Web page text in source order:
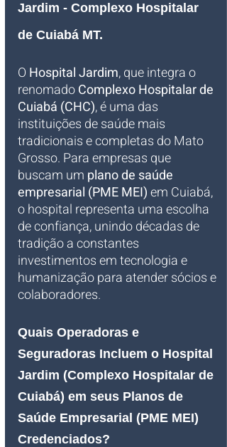
Jardim - Complexo Hospitalar
de Cuiabá MT.
O Hospital Jardim, que integra o
renomado Complexo Hospitalar de
Cuiabá (CHC), é uma das
instituições de saúde mais
tradicionais e completas do Mato
Grosso. Para empresas que
buscam um plano de saúde
empresarial (PME MEI) em Cuiabá,
o hospital representa uma escolha
de confiança, unindo décadas de
tradição a constantes
investimentos em tecnologia e
humanização para atender sócios e
colaboradores.
Quais Operadoras e
Seguradoras Incluem o Hospital
Jardim (Complexo Hospitalar de
Cuiabá) em seus Planos de
Saúde Empresarial (PME MEI)
Credenciados?